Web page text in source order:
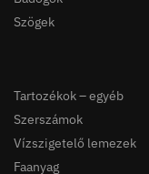
Szögek
Tartozékok – egyéb
Szerszámok
Vízszigetelő lemezek
Faanyag